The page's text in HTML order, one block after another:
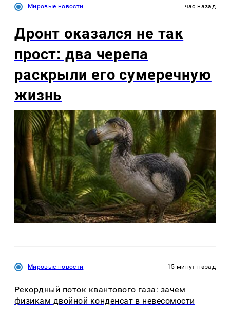
Мировые новости час назад
Дронт оказался не так
прост: два черепа
раскрыли его сумеречную
жизнь
Мировые новости 15 минут назад
Рекордный поток квантового газа: зачем
физикам двойной конденсат в невесомости